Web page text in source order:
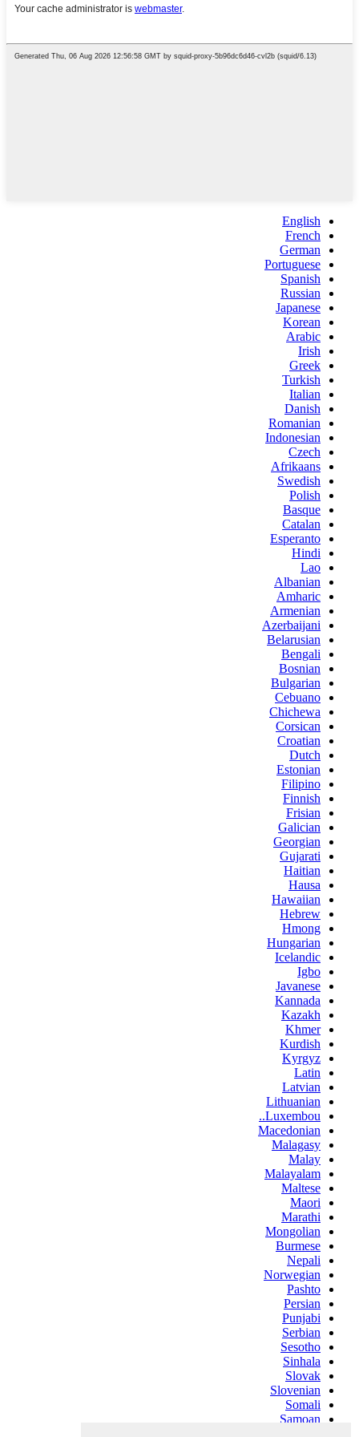
English
French
German
Portuguese
Spanish
Russian
Japanese
Korean
Arabic
Irish
Greek
Turkish
Italian
Danish
Romanian
Indonesian
Czech
Afrikaans
Swedish
Polish
Basque
Catalan
Esperanto
Hindi
Lao
Albanian
Amharic
Armenian
Azerbaijani
Belarusian
Bengali
Bosnian
Bulgarian
Cebuano
Chichewa
Corsican
Croatian
Dutch
Estonian
Filipino
Finnish
Frisian
Galician
Georgian
Gujarati
Haitian
Hausa
Hawaiian
Hebrew
Hmong
Hungarian
Icelandic
Igbo
Javanese
Kannada
Kazakh
Khmer
Kurdish
Kyrgyz
Latin
Latvian
Lithuanian
Luxembou..
Macedonian
Malagasy
Malay
Malayalam
Maltese
Maori
Marathi
Mongolian
Burmese
Nepali
Norwegian
Pashto
Persian
Punjabi
Serbian
Sesotho
Sinhala
Slovak
Slovenian
Somali
Samoan